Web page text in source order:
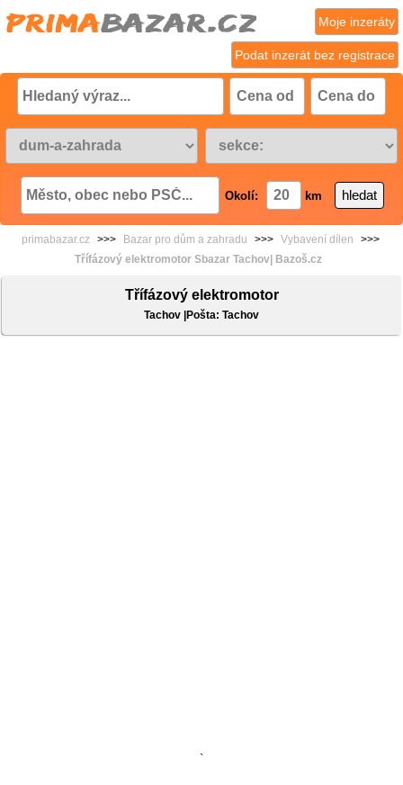
Podat inzerát bez registrace
Moje inzeráty
Okolí: km
primabazar.cz >>> Bazar pro dům a zahradu >>> Vybavení dílen
>>>
Třífázový elektromotor Sbazar Tachov| Bazoš.cz
Třífázový elektromotor
Tachov |Pošta: Tachov
`